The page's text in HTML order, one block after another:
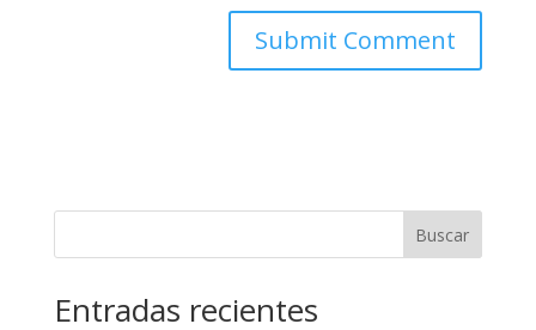
Buscar
Entradas recientes